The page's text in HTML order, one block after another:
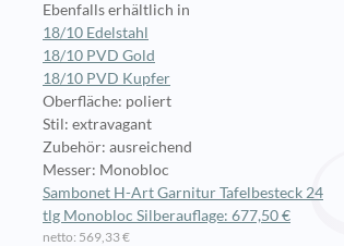
Ebenfalls erhältlich in
18/10 Edelstahl
18/10 PVD Gold
18/10 PVD Kupfer
Oberfläche: poliert
Stil: extravagant
Zubehör: ausreichend
Messer: Monobloc
Sambonet H-Art Garnitur Tafelbesteck 24
tlg Monobloc Silberauflage: 677,50 €
netto: 569,33 €